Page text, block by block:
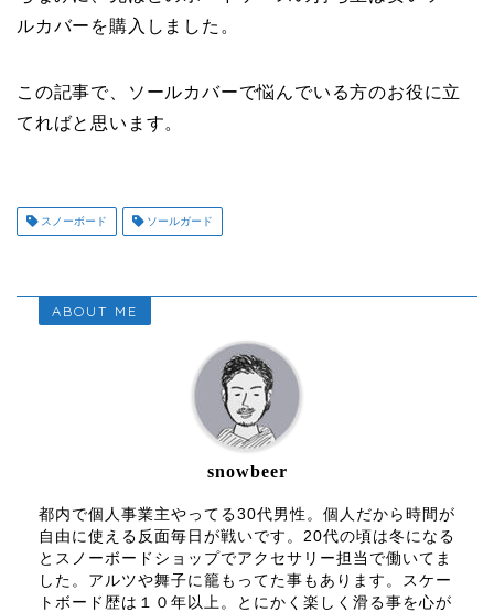
ルカバーを購入しました。
この記事で、ソールカバーで悩んでいる方のお役に立
てればと思います。
スノーボード ソールガード
ABOUT ME
snowbeer
都内で個人事業主やってる30代男性。個人だから時間が
自由に使える反面毎日が戦いです。20代の頃は冬になる
とスノーボードショップでアクセサリー担当で働いてま
した。アルツや舞子に籠もってた事もあります。スケー
トボード歴は１０年以上。とにかく楽しく滑る事を心が